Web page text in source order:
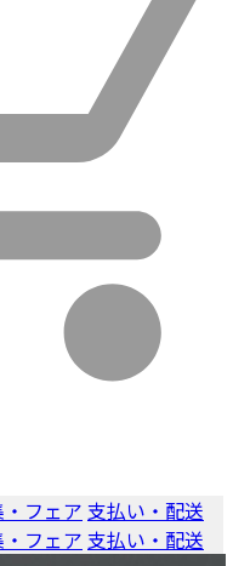
フェア 支払い・配送
フェア 支払い・配送